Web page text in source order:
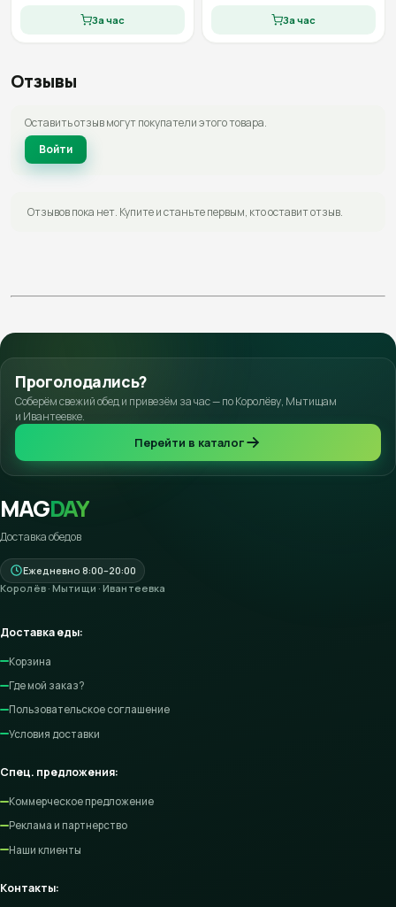
За час За час
Отзывы
Оставить отзыв могут покупатели этого товара.
Войти
Отзывов пока нет. Купите и станьте первым, кто оставит отзыв.
Проголодались?
Соберём свежий обед и привезём за час — по Королёву, Мытищам
и Ивантеевке.
Перейти в каталог
MAGDAY
Доставка обедов
Ежедневно 8:00–20:00
Королёв · Мытищи · Ивантеевка
Доставка еды:
Корзина
Где мой заказ?
Пользовательское соглашение
Условия доставки
Спец. предложения:
Коммерческое предложение
Реклама и партнерство
Наши клиенты
Контакты: